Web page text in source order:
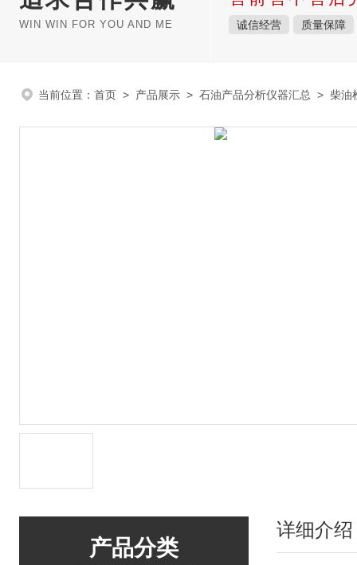
WIN WIN FOR YOU AND ME 诚信经营 质量保障
当前位置： 首页 > 产品展示 > 石油产品分析仪器汇总 > 柴油
产品分类
详细介绍